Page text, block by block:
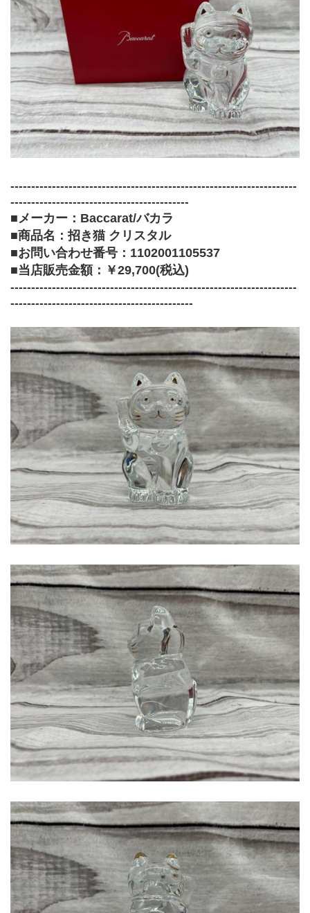
---------------------------------------------------------------------
-------------------------------------------
■メーカー：Baccarat/バカラ
■商品名：招き猫 クリスタル
■お問い合わせ番号：1102001105537
■当店販売金額：￥29,700(税込)﻿
---------------------------------------------------------------------
--------------------------------------------